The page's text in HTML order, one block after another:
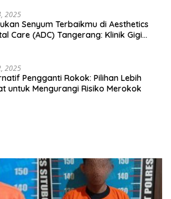
2025
Senyum Terbaikmu di Aesthetics
Care (ADC) Tangerang: Klinik Gigi
2025
Pengganti Rokok: Pilihan Lebih
untuk Mengurangi Risiko Merokok